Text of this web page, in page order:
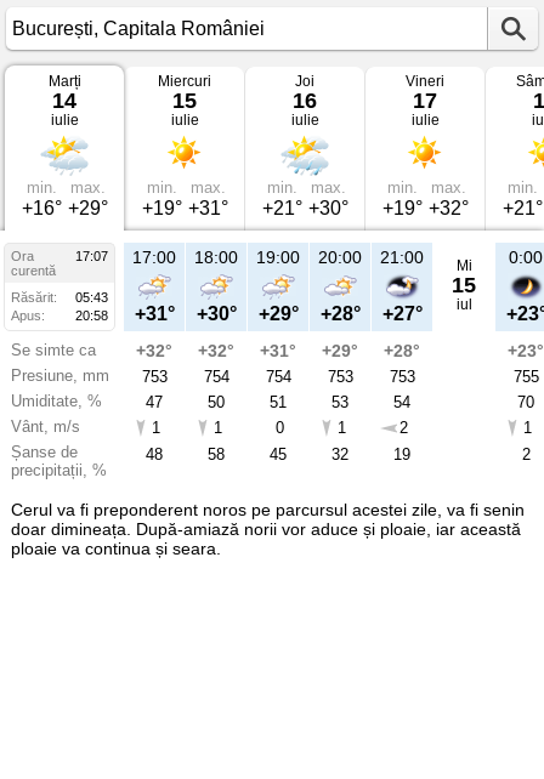
Vremea
București
14
iulie
2026
Capitala
României
Marți
14
iulie
min.
+16°
max.
+29°
Miercuri
15
iulie
min.
+19°
max.
+31°
Joi
16
iulie
min.
+21°
max.
+30°
Vineri
17
iulie
min.
+19°
max.
+32°
min.
+21°
Ora
17:07
curentă
Răsărit:
05:43
Apus:
20:58
Se simte ca
Presiune, mm
Umiditate, %
Vânt, m/s
Șanse de
precipitații, %
17:00
+31°
+32°
753
47
1
48
18:00
+30°
+32°
754
50
1
58
19:00
+29°
+31°
754
51
0
45
20:00
+28°
+29°
753
53
1
32
21:00
+27°
+28°
753
54
2
19
Mi
15
iul
0:00
+23°
755
70
1
2
Cerul va fi preponderent noros pe parcursul acestei zile, va fi senin
doar dimineața. După-amiază norii vor aduce și ploaie, iar această
ploaie va continua și seara.